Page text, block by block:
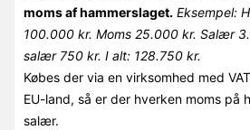
moms af hammerslaget. Eksempel:
100.000 kr. Moms 25.000 kr. Salær
salær 750 kr. I alt: 128.750 kr.
Købes der via en virksomhed med
EU-land, så er der hverken moms på
salær.